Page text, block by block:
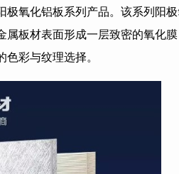
极氧化铝板系列产品。该系列阳
属板材表面形成一层致密的氧化
彩与纹理选择。